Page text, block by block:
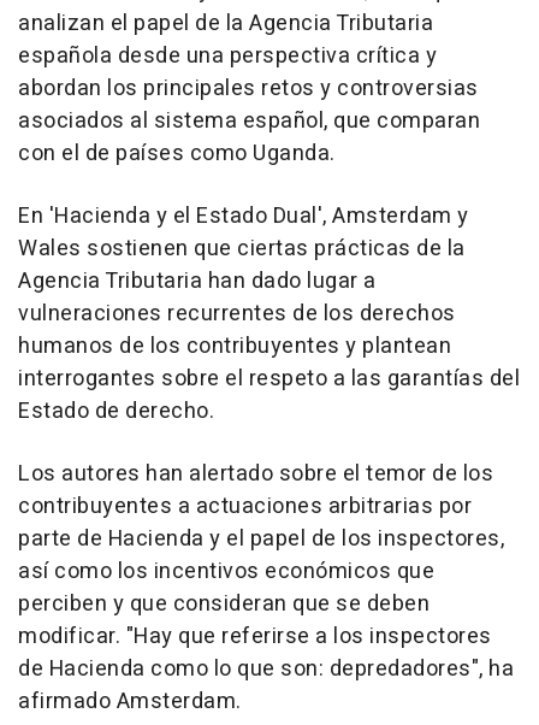
analizan el papel de la Agencia Tributaria
española desde una perspectiva crítica y
abordan los principales retos y controversias
asociados al sistema español, que comparan
con el de países como Uganda.
En 'Hacienda y el Estado Dual', Amsterdam y
Wales sostienen que ciertas prácticas de la
Agencia Tributaria han dado lugar a
vulneraciones recurrentes de los derechos
humanos de los contribuyentes y plantean
interrogantes sobre el respeto a las garantías del
Estado de derecho.
Los autores han alertado sobre el temor de los
contribuyentes a actuaciones arbitrarias por
parte de Hacienda y el papel de los inspectores,
así como los incentivos económicos que
perciben y que consideran que se deben
modificar. "Hay que referirse a los inspectores
de Hacienda como lo que son: depredadores", ha
afirmado Amsterdam.